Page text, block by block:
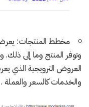
مخطط المنتجات:
وتوفر المنتج وما إلى
العروض الترويجية الذي
والخدمات كالسعر والعملة .